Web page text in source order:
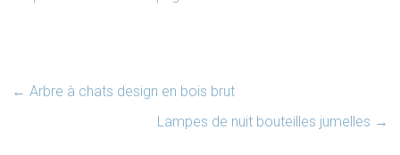
← Arbre à chats design en bois brut
Lampes de nuit bouteilles jumelles →